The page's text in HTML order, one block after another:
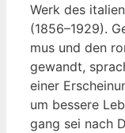
Werk des
(1856–1929).
mus und den
gewandt,
einer
um bes­se­re
gang sei nach